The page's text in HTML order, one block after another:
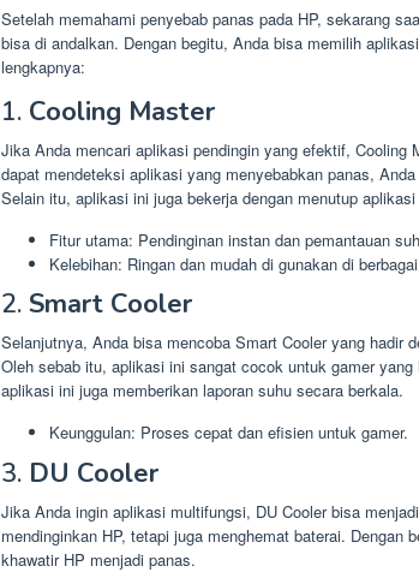
Setelah memahami penyebab panas pada HP, sekarang
bisa di andalkan. Dengan begitu, Anda bisa memilih
lengkapnya:
1. Cooling Master
Jika Anda mencari aplikasi pendingin yang efektif, Cooling
dapat mendeteksi aplikasi yang menyebabkan panas,
Selain itu, aplikasi ini juga bekerja dengan menutup
Fitur utama: Pendinginan instan dan pemantauan
Kelebihan: Ringan dan mudah di gunakan di
2. Smart Cooler
Selanjutnya, Anda bisa mencoba Smart Cooler yang hadir
Oleh sebab itu, aplikasi ini sangat cocok untuk gamer
aplikasi ini juga memberikan laporan suhu secara berkala.
Keunggulan: Proses cepat dan efisien untuk gamer.
3. DU Cooler
Jika Anda ingin aplikasi multifungsi, DU Cooler bisa
mendinginkan HP, tetapi juga menghemat baterai. Dengan
khawatir HP menjadi panas.